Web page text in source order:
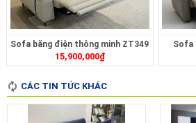
Sofa băng điện thông minh ZT349
15,900,000₫
Sofa
CÁC TIN TỨC KHÁC